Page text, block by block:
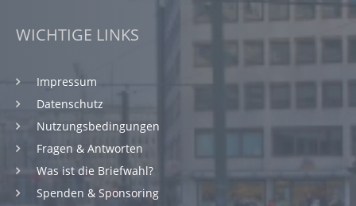
WICHTIGE LINKS
Impressum
Datenschutz
Nutzungsbedingungen
Fragen & Antworten
Was ist die Briefwahl?
Spenden & Sponsoring